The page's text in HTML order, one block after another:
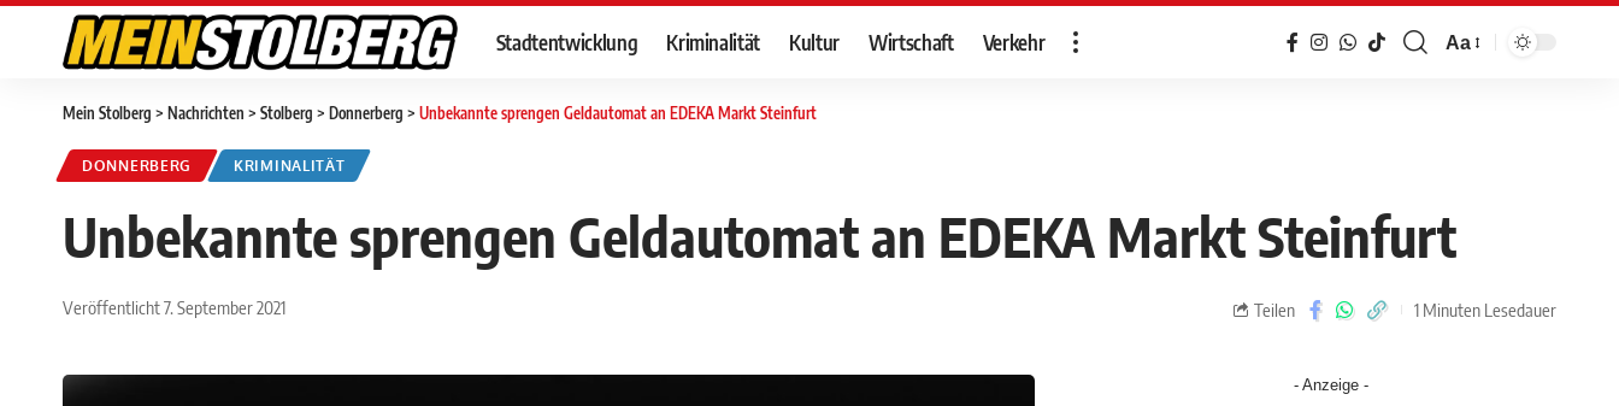
Stadtentwicklung Kriminalität Kultur Wirtschaft Verkehr Aa
Mein Stolberg > Nachrichten > Stolberg > Donnerberg > Unbekannte sprengen Geldautomat an EDEKA Markt Steinfurt
DONNERBERG KRIMINALITÄT
Unbekannte sprengen Geldautomat an EDEKA Markt Steinfurt
Veröffentlicht 7. September 2021 Teilen 1 Minuten Lesedauer
- Anzeige -